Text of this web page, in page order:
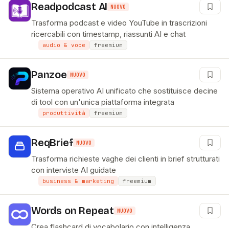
Readpodcast AI NUOVO
Trasforma podcast e video YouTube in trascrizioni
ricercabili con timestamp, riassunti AI e chat
audio & voce freemium
Panzoe NUOVO
Sistema operativo AI unificato che sostituisce decine
di tool con un'unica piattaforma integrata
produttività freemium
ReqBrief NUOVO
Trasforma richieste vaghe dei clienti in brief strutturati
con interviste AI guidate
business & marketing freemium
Words on Repeat NUOVO